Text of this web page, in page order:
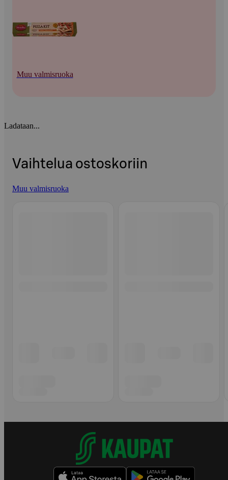
Muu valmisruoka
Ladataan...
Vaihtelua ostoskoriin
Muu valmisruoka